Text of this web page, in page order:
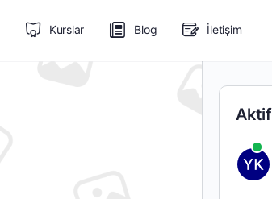
Kurslar Blog İletişim